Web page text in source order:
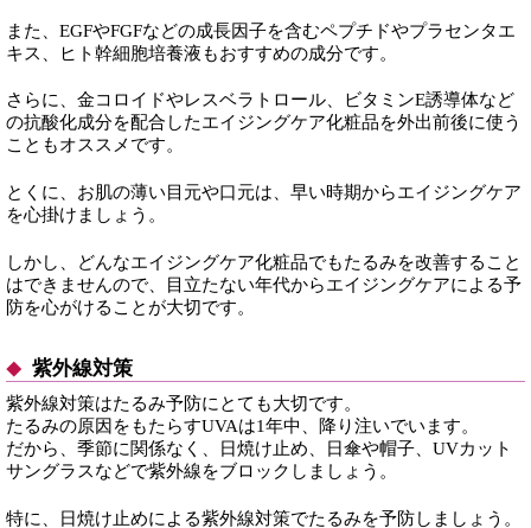
また、EGFやFGFなどの成長因子を含むペプチドやプラセンタエ
キス、ヒト幹細胞培養液もおすすめの成分です。
さらに、金コロイドやレスベラトロール、ビタミンE誘導体など
の抗酸化成分を配合したエイジングケア化粧品を外出前後に使う
こともオススメです。
とくに、お肌の薄い目元や口元は、早い時期からエイジングケア
を心掛けましょう。
しかし、どんなエイジングケア化粧品でもたるみを改善すること
はできませんので、目立たない年代からエイジングケアによる予
防を心がけることが大切です。
紫外線対策
紫外線対策はたるみ予防にとても大切です。
たるみの原因をもたらすUVAは1年中、降り注いでいます。
だから、季節に関係なく、日焼け止め、日傘や帽子、UVカット
サングラスなどで紫外線をブロックしましょう。
特に、日焼け止めによる紫外線対策でたるみを予防しましょう。